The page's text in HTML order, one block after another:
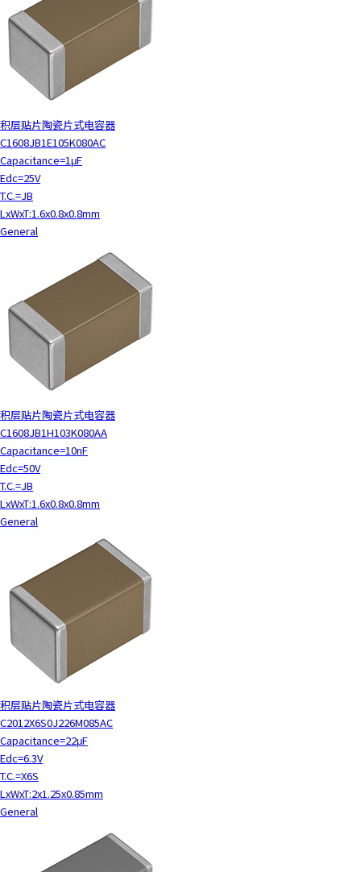
积层贴片陶瓷片式电容器
C1608JB1E105K080AC
Capacitance=1μF
Edc=25V
T.C.=JB
LxWxT:1.6x0.8x0.8mm
General
积层贴片陶瓷片式电容器
C1608JB1H103K080AA
Capacitance=10nF
Edc=50V
T.C.=JB
LxWxT:1.6x0.8x0.8mm
General
积层贴片陶瓷片式电容器
C2012X6S0J226M085AC
Capacitance=22μF
Edc=6.3V
T.C.=X6S
LxWxT:2x1.25x0.85mm
General